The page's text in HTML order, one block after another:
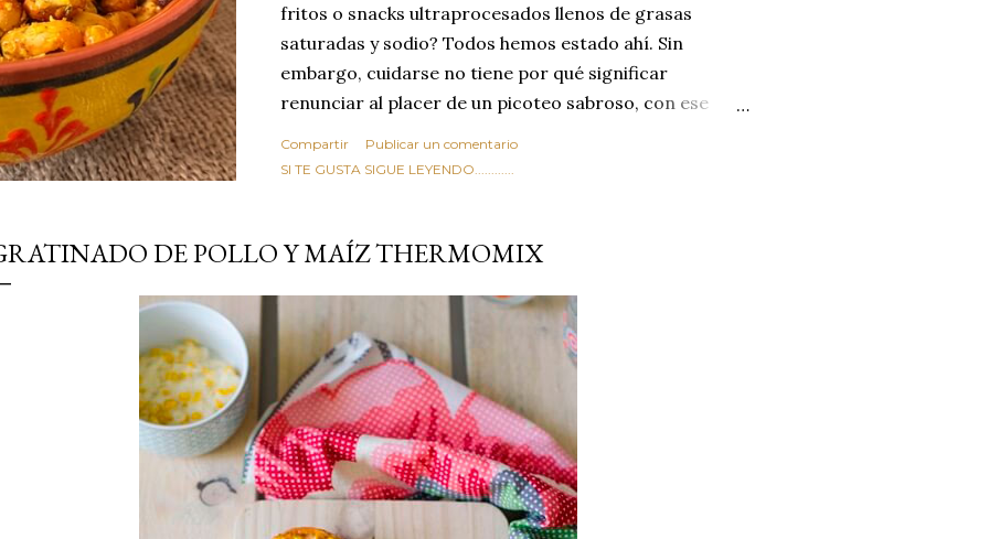
fritos o snacks ultraprocesados llenos de grasas
saturadas y sodio? Todos hemos estado ahí. Sin
embargo, cuidarse no tiene por qué significar
renunciar al placer de un picoteo sabroso, con ese
Estas alubias crujientes al horno van a cambiar por
tradicionales y copiosos de invierno. Con esta receta
ingrediente tan humilde como la alubia de La Bañeza
en un snack ligero, dorado, cargado de proteína y
100% natural. Es el sustituto perfecto a los frutos se...
Compartir
Publicar un comentario
SI TE GUSTA SIGUE LEYENDO............
DE POLLO Y MAÍZ THERMOMIX